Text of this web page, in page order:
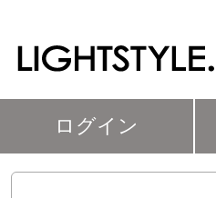
ログイン